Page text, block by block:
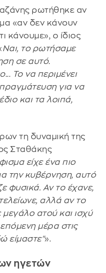
ρωτήθηκε αν
«αν δεν κάνουν
κάνουμε», ο ίδιος
Ναι, το ρωτήσαμε
σε αυτό.
Το να περιμένει
για να
και τα λοιπά,
τη δυναμική της
Σταθάκης
είχε ένα πιο
την κυβέρνηση, αυτό
φυσικά. Αν το έχανε,
αλλά αν το
μεγάλο ατού και ισχύ
μέρα στις
είμαστε"».
ηγετών